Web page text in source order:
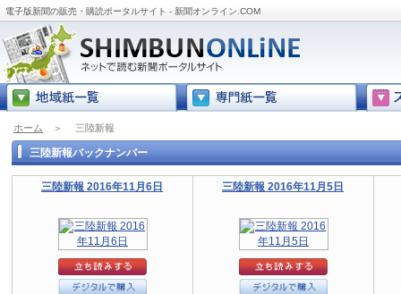
電子版新聞の販売・購読ポータルサイト - 新聞オンライン.COM
ホーム ＞ 三陸新報
三陸新報バックナンバー
三陸新報 2016年11月6日 三陸新報 2016年11月5日